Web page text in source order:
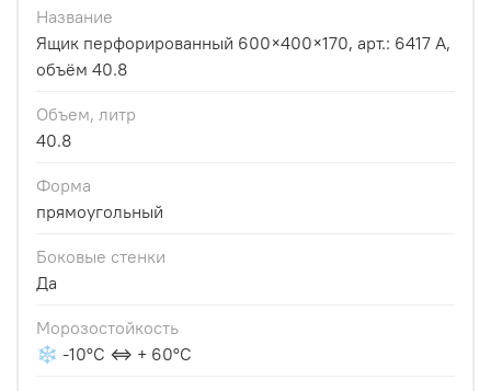
Название
Ящик перфорированный 600×400×170, арт.: 6417 А,
объём 40.8
Объем, литр
40.8
Форма
прямоугольный
Боковые стенки
Да
Морозостойкость
❄ -10°С ⇔ + 60°С